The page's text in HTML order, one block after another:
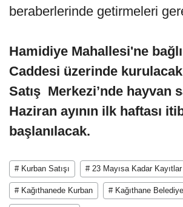
beraberlerinde getirmeleri
Hamidiye Mahallesi'ne
Caddesi üzerinde
Satış Merkezi’nde hayvan
Haziran ayının ilk haftası
başlanılacak.
# Kurban Satışı # 23 Mayısa Kadar
# Kağıthanede Kurban # Kağıthane